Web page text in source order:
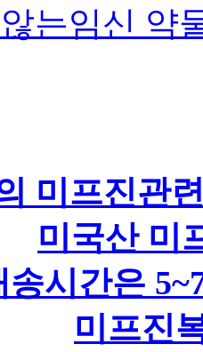
는임신 약
미프진관
미국산 미
송시간은
미프진